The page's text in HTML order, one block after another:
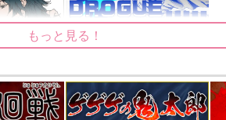
もっと見る！